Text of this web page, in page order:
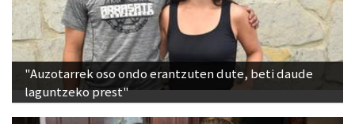
"Auzotarrek oso ondo erantzuten dute, beti daude
laguntzeko prest"